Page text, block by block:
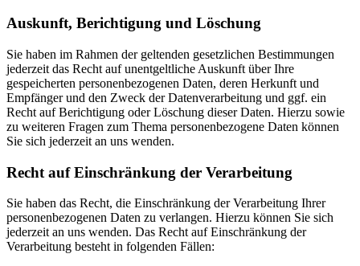
Auskunft, Berichtigung und Löschung
Sie haben im Rahmen der geltenden gesetzlichen Bestimmungen
jederzeit das Recht auf unentgeltliche Auskunft über Ihre
gespeicherten personenbezogenen Daten, deren Herkunft und
Empfänger und den Zweck der Datenverarbeitung und ggf. ein
Recht auf Berichtigung oder Löschung dieser Daten. Hierzu sowie
zu weiteren Fragen zum Thema personenbezogene Daten können
Sie sich jederzeit an uns wenden.
Recht auf Einschränkung der Verarbeitung
Sie haben das Recht, die Einschränkung der Verarbeitung Ihrer
personenbezogenen Daten zu verlangen. Hierzu können Sie sich
jederzeit an uns wenden. Das Recht auf Einschränkung der
Verarbeitung besteht in folgenden Fällen: